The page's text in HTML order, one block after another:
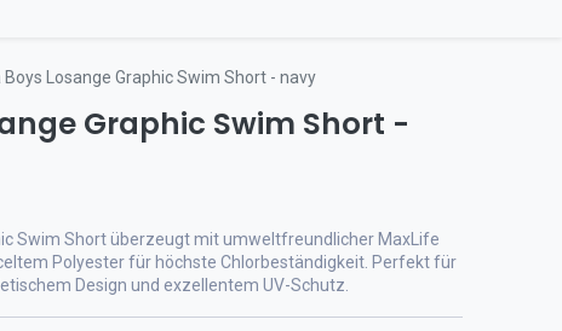
Losange Graphic Swim Short - navy
Graphic Swim Short -
Swim Short überzeugt mit umweltfreundlicher MaxLife
Polyester für höchste Chlorbeständigkeit. Perfekt für
Design und exzellentem UV-Schutz.